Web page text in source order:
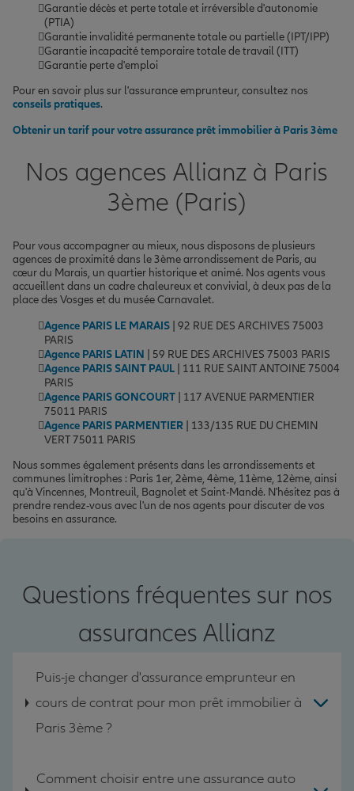
Garantie décès et perte totale et irréversible d'autonomie
(PTIA)
Garantie invalidité permanente totale ou partielle (IPT/IPP)
Garantie incapacité temporaire totale de travail (ITT)
Garantie perte d'emploi
Pour en savoir plus sur l'assurance emprunteur, consultez nos
conseils pratiques.
Obtenir un tarif pour votre assurance prêt immobilier à Paris 3ème
Nos agences Allianz à Paris
3ème (Paris)
Pour vous accompagner au mieux, nous disposons de plusieurs
agences de proximité dans le 3ème arrondissement de Paris, au
cœur du Marais, un quartier historique et animé. Nos agents vous
accueillent dans un cadre chaleureux et convivial, à deux pas de la
place des Vosges et du musée Carnavalet.
Agence PARIS LE MARAIS | 92 RUE DES ARCHIVES 75003
PARIS
Agence PARIS LATIN | 59 RUE DES ARCHIVES 75003 PARIS
Agence PARIS SAINT PAUL | 111 RUE SAINT ANTOINE 75004
PARIS
Agence PARIS GONCOURT | 117 AVENUE PARMENTIER
75011 PARIS
Agence PARIS PARMENTIER | 133/135 RUE DU CHEMIN
VERT 75011 PARIS
Nous sommes également présents dans les arrondissements et
communes limitrophes : Paris 1er, 2ème, 4ème, 11ème, 12ème, ainsi
qu'à Vincennes, Montreuil, Bagnolet et Saint-Mandé. N'hésitez pas à
prendre rendez-vous avec l'un de nos agents pour discuter de vos
besoins en assurance.
Questions fréquentes sur nos
assurances Allianz
Puis-je changer d'assurance emprunteur en
cours de contrat pour mon prêt immobilier à
Paris 3ème ?
Comment choisir entre une assurance auto